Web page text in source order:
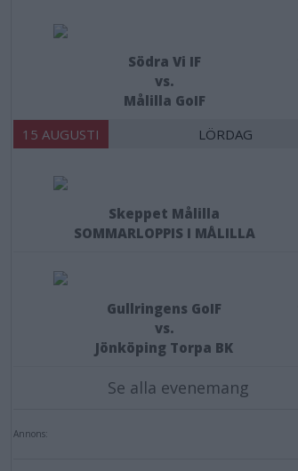
Södra Vi IF
vs.
Målilla GoIF
15 AUGUSTI LÖRDAG
Skeppet Målilla
SOMMARLOPPIS I MÅLILLA
Gullringens GoIF
vs.
Jönköping Torpa BK
Se alla evenemang
Annons: